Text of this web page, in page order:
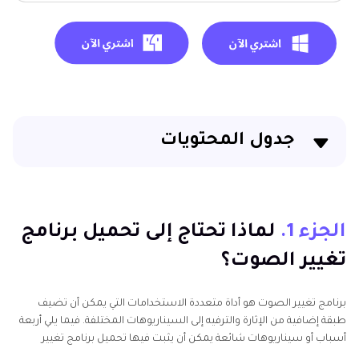
جدول المحتويات
الجزء 2. تحميل برامج تغيير الصوت المفيدة للكمبيوتر
الجزء 3. تحميل برامج تغيير الصوت المفيدة للموبايل
الجزء 4. الجزء 4. مواقع مجانية لتغيير الصوت اون لاين
تستحق التوصية
الجزء 1.
لماذا تحتاج إلى تحميل برنامج
تغيير الصوت؟
برنامج تغيير الصوت هو أداة متعددة الاستخدامات التي يمكن أن تضيف
طبقة إضافية من الإثارة والترفيه إلى السيناريوهات المختلفة. فيما يلي أربعة
أسباب أو سيناريوهات شائعة يمكن أن يثبت فيها تحميل برنامج تغيير